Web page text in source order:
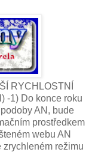
RYCHLOSTNÍ
-1) Do konce roku
AN, bude
prostředkem
webu AN
zrychleném režimu